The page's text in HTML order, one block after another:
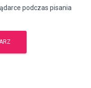
podczas pisania